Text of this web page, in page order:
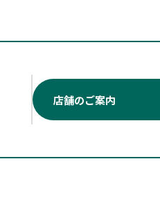
店舗のご案内